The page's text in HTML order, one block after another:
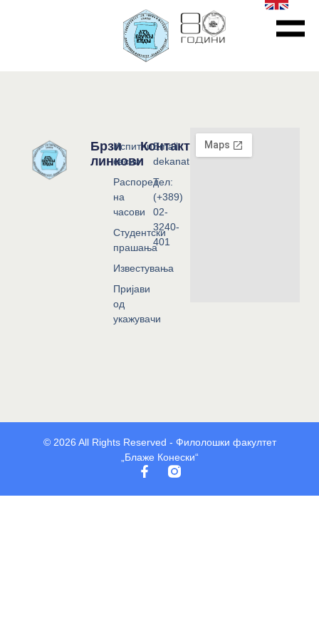
Брзи
линкови
Испитни
сесии
Распоред
на
часови
Студентски
прашања
Известувања
Пријави
од
укажувачи
Контакт
Email:
dekanat@flf.ukim.edu.mk
Тел:
(+389)
02-
3240-
401
© 2026 All Rights Reserved - Филолошки факултет
„Блаже Конески“